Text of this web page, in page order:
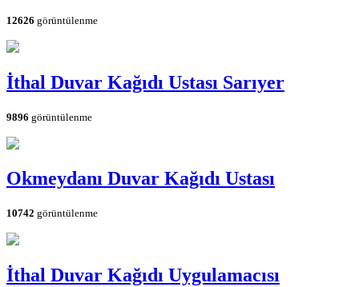
12626 görüntülenme
İthal Duvar Kağıdı Ustası Sarıyer
9896 görüntülenme
Okmeydanı Duvar Kağıdı Ustası
10742 görüntülenme
İthal Duvar Kağıdı Uygulamacısı